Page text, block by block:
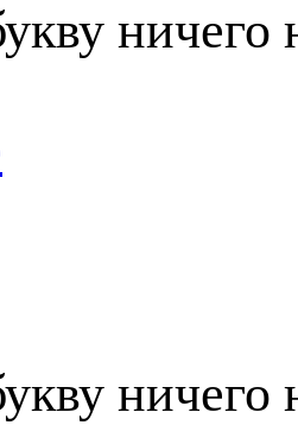
ничего
ничего